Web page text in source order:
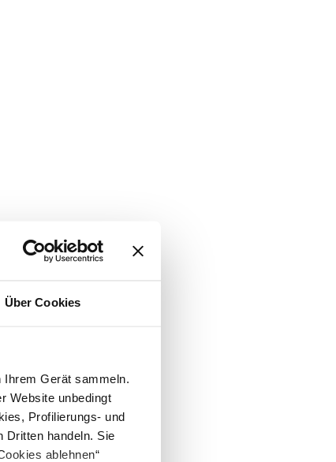
Über Cookies
Ihrem Gerät sammeln.
Website unbedingt
Profilierungs- und
Dritten handeln. Sie
ablehnen“